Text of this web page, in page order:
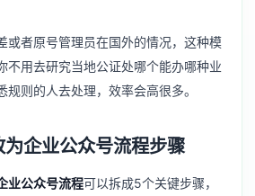
或者原号管理员在国外的情况，这种模
不用去研究当地公证处哪个能办哪种业
则的人去处理，效率会高很多。
企业公众号流程步骤
业公众号流程可以拆成5个关键步骤，